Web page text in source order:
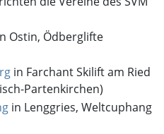
Ostin, Ödberglifte
in Farchant Skilift am Ried
Partenkirchen)
in Lenggries, Weltcuphang